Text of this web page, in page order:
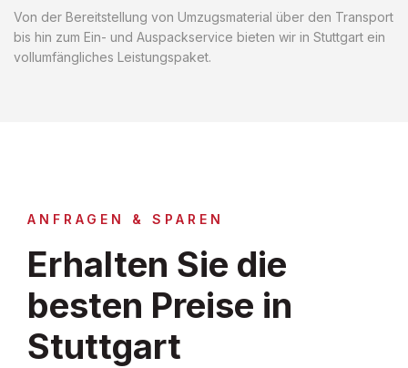
Von der Bereitstellung von Umzugsmaterial über den Transport
bis hin zum Ein- und Auspackservice bieten wir in Stuttgart ein
vollumfängliches Leistungspaket.
ANFRAGEN & SPAREN
Erhalten Sie die
besten Preise in
Stuttgart